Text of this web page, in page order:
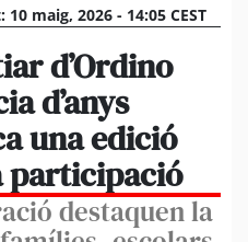
10 maig, 2026 - 14:05 CEST
d’Ordino
d’anys
una edició
participació
destaquen la